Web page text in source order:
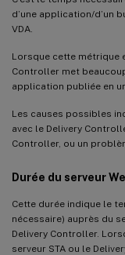
d’une application/d’un
VDA.
Lorsque cette métrique
Controller met
application publiée en
Les causes possibles
avec le Delivery
Controller, ou un
Durée du serveur
Cette durée indique le
nécessaire) auprès du
Delivery Controller.
serveur STA ou le